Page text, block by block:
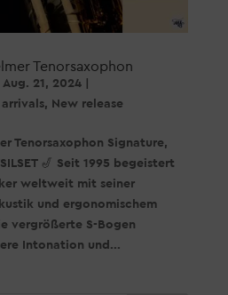
Tenorsaxophon
Aug. 21, 2024|
arrivals, New release
Tenorsaxophon Signature,
🎷 Seit 1995 begeistert
weltweit mit seiner
und ergonomischem
vergrößerte S-Bogen
Intonation und...